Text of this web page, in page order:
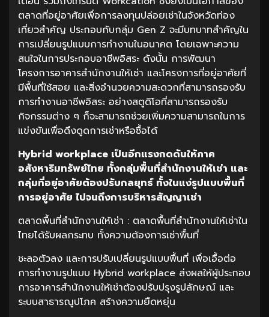
ตลาดที่อยู่อาศัยเพื่อการลงทุนปล่อยเช่าในจังหวัดท่อง
เที่ยวสำคัญ ประกอบกับกลุ่ม Gen Z จะมีบทบาทสำคัญใน
การเปลี่ยนรูปแบบการทำงานในอนาคต โดยเฉพาะความ
สนใจในการประกอบอาชีพอิสระ ดังนั้น การพัฒนา
โครงการอาคารสำนักงานให้เช่า และโครงการที่อยู่อาศัยที่
มีพื้นที่ใช้สอย และสิ่งอำนวยความสะดวกที่สามารถรองรับ
การทำงานอาชีพอิสระ อย่างสตูดิโอที่สามารถรองรับ
กิจกรรมต่าง ๆ ก็จะสามารถช่วยเพิ่มความสามารถในการ
แข่งขันเพื่อดึงดูดการเช่าหรือซื้อได้
Hybrid workplace เป็นอีกแรงกดดันให้ภาค
อสังหาริมทรัพย์ไทย ทั้งกลุ่มพื้นที่สำนักงานให้เช่า และ
กลุ่มที่อยู่อาศัยต้องปรับกลยุทธ์ ทั้งในแง่รูปแบบพื้นที่
การอยู่อาศัย ไปจนถึงการบริหารสัญญาเช่า
ตลาดพื้นที่สำนักงานให้เช่า : ตลาดพื้นที่สำนักงานให้เช่าใน
ไทยได้รับผลกระทบ ทั้งความต้องการเช่าพื้นที่
ชะลอตัวลง และการปรับเปลี่ยนรูปแบบพื้นที่ เพื่อเอื้อต่อ
การทำงานรูปแบบ Hybrid workplace ส่งผลให้ผู้ประกอบ
การอาคารสำนักงานให้เช่าต้องปรับปรุงรูปลักษณ์ และ
ระบบสาธารณูปโภค สร้างความยืดหยุ่น